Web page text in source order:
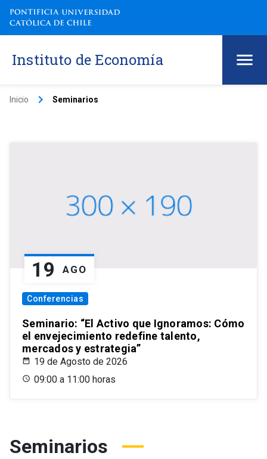
Instituto de Economía
Inicio keyboard_arrow_right Seminarios
19 AGO
Conferencias
Seminario: “El Activo que Ignoramos: Cómo
el envejecimiento redefine talento,
mercados y estrategia”
19 de Agosto de 2026
09:00 a 11:00 horas
Seminarios